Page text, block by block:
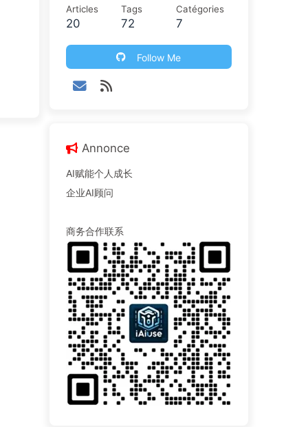
Articles
20
Tags
72
Catégories
7
Follow Me
Annonce
AI赋能个人成长
企业AI顾问
商务合作联系